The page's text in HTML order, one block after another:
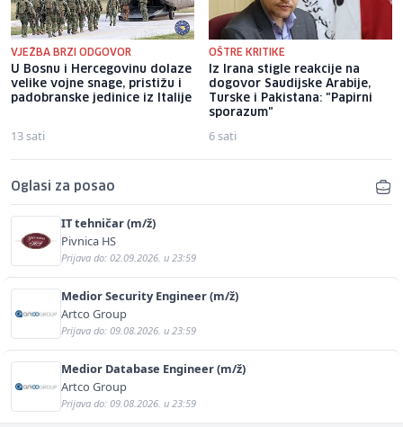
VJEŽBA BRZI ODGOVOR
U Bosnu i Hercegovinu dolaze
velike vojne snage, pristižu i
padobranske jedinice iz Italije
13 sati
OŠTRE KRITIKE
Iz Irana stigle reakcije na
dogovor Saudijske Arabije,
Turske i Pakistana: "Papirni
sporazum"
6 sati
Oglasi za posao
IT tehničar (m/ž)
Pivnica HS
Prijava do: 02.09.2026. u 23:59
Medior Security Engineer (m/ž)
Artco Group
Prijava do: 09.08.2026. u 23:59
Medior Database Engineer (m/ž)
Artco Group
Prijava do: 09.08.2026. u 23:59